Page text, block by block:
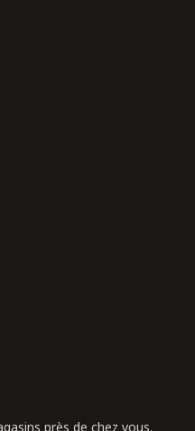
près de chez vous.